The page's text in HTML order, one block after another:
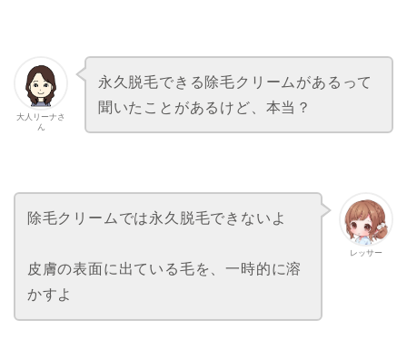
大人リーナさ
ん
永久脱毛できる除毛クリームがあるって
聞いたことがあるけど、本当？
レッサー
除毛クリームでは永久脱毛できないよ
皮膚の表面に出ている毛を、一時的に溶
かすよ